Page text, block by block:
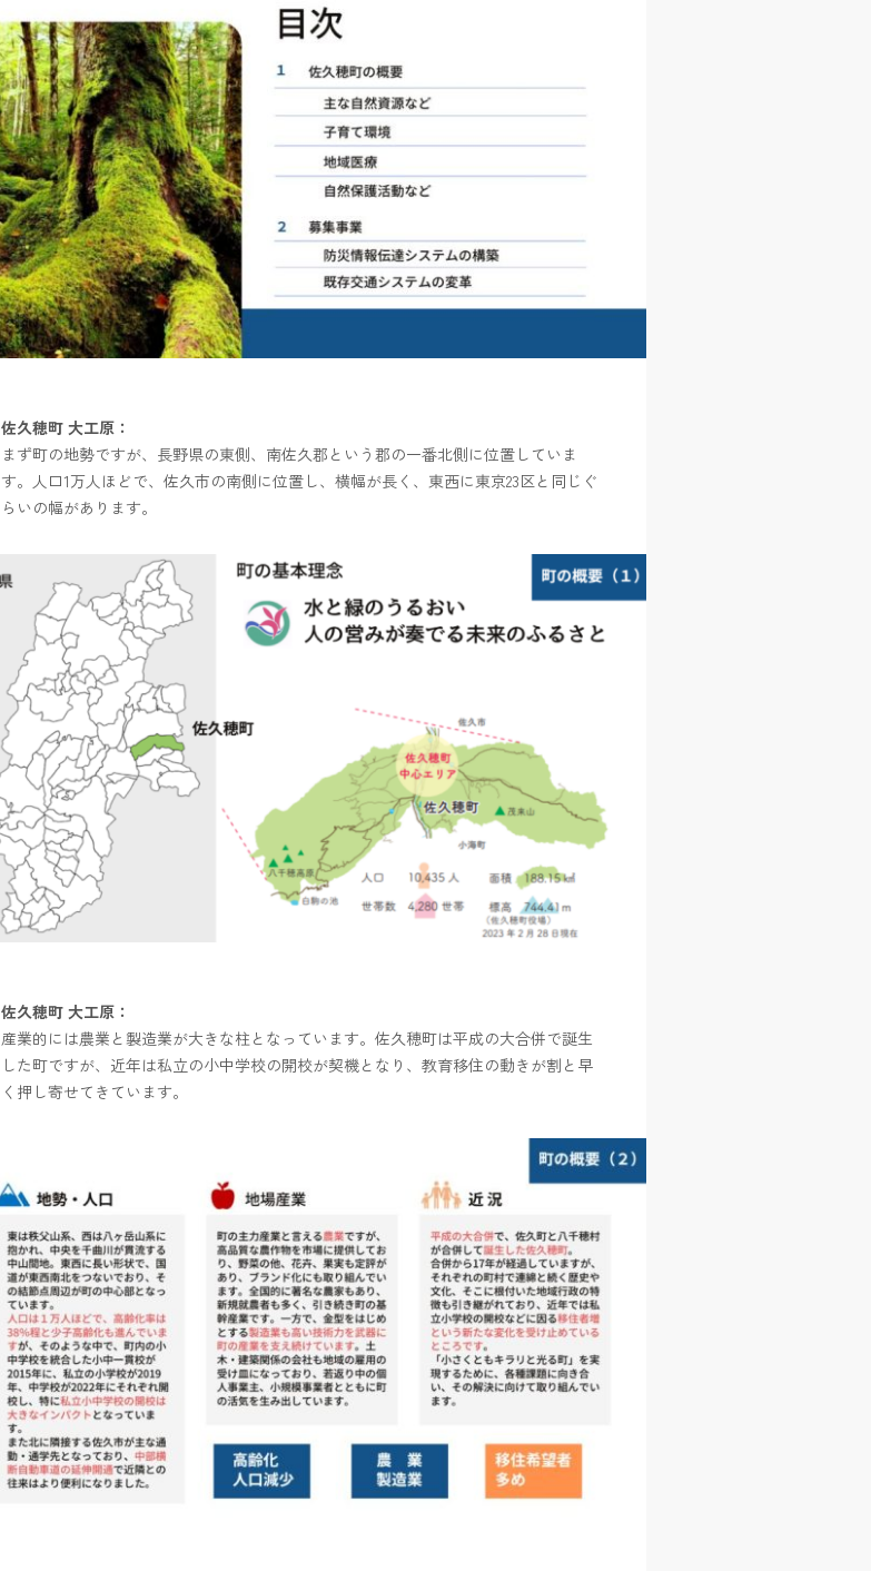
佐久穂町 大工原：
まず町の地勢ですが、長野県の東側、南佐久郡という郡の一番北側に位置していま
す。人口1万人ほどで、佐久市の南側に位置し、横幅が長く、東西に東京23区と同じぐ
らいの幅があります。
佐久穂町 大工原：
産業的には農業と製造業が大きな柱となっています。佐久穂町は平成の大合併で誕生
した町ですが、近年は私立の小中学校の開校が契機となり、教育移住の動きが割と早
く押し寄せてきています。